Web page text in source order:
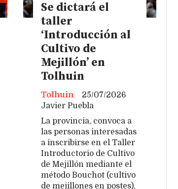
Se dictará el
taller
‘Introducción al
Cultivo de
Mejillón’ en
Tolhuin
Javier Puebla
Tolhuin 25/07/2026
La provincia, convoca a
las personas interesadas
a inscribirse en el Taller
Introductorio de Cultivo
de Mejillón mediante el
método Bouchot (cultivo
de mejillones en postes),